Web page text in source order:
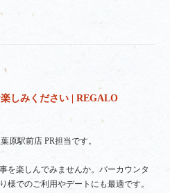
しみください | REGALO
原駅前店 PR担当です。
を楽しんでみませんか。バーカウンタ
様でのご利用やデートにも最適です。